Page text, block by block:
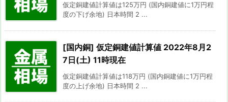
仮定銅建値計算値は125万円 (国内銅建値に1万円程
度の下げ余地) 日本時間 2 ...
[国内銅] 仮定銅建値計算値 2022年8月2
7日(土) 11時現在
仮定銅建値計算値は118万円 (国内銅建値に1万円程
度の上げ余地) 日本時間 2 ...